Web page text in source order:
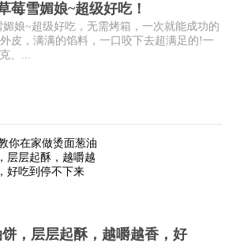
莓雪媚娘~超级好吃！
娘~超级好吃，无需烤箱，一次就能成功的
皮，满满的馅料，一口咬下去超满足的!一
、...
，层层起酥，越嚼越香，好